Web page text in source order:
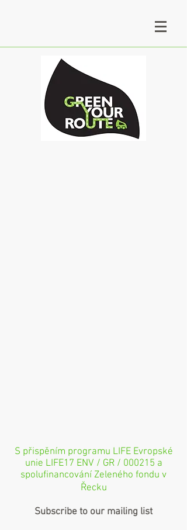
S přispěním programu LIFE Evropské
unie LIFE17 ENV / GR / 000215 a
spolufinancování Zeleného fondu v
Řecku
Subscribe to our mailing list